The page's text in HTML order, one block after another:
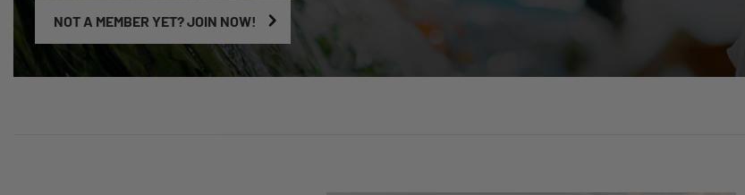
NOT A MEMBER YET? JOIN NOW!